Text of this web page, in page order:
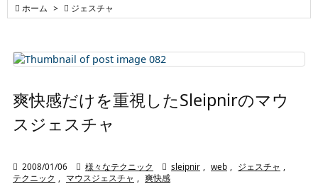
 ホーム >  ジェスチャ
爽快感だけを重視したSleipnirのマウ
スジェスチャ
 2008/01/06  様々なテクニック  sleipnir web ジェスチャ
テクニック
マウスジェスチャ 爽快感